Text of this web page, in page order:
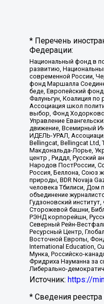
* Перечень
Федерации:
Национальный фонд в
развитию,
современной России,
фонд Маршалла
беде, Европейский
Фалуньгун, Коалиция
Ассоциация школ
выбор, Фонд
Управление
движение, Всемирный
ИДЕЛЬ-УРАЛ,
Bellingcat, Bellingcat Ltd,
Макдональда-Лорье,
центр , Риддл, Русский
Народов ПостРоссии,
Россия, Беллона, Союз
природы, BDR Novaja
человека Тбилиси, Дом
объединение
Гудзоновский
Сторожевой башни,
РЭНД корпорейшн,
Северный Рейн-
Ресурсный Центр,
Восточной Европы,
International Education,
Мунка, Российско-
Фридриха Науманна за
Либерально-
Источник: https://
* Сведения